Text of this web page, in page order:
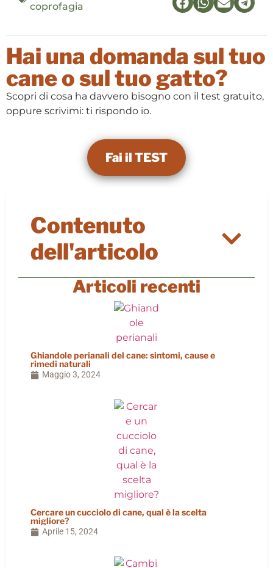
coprofagia
Hai una domanda sul tuo
cane o sul tuo gatto?
Scopri di cosa ha davvero bisogno con il test gratuito,
oppure scrivimi: ti rispondo io.
Fai il TEST
Contenuto
dell'articolo
Articoli recenti
Ghiandole perianali del cane: sintomi, cause e
rimedi naturali
Maggio 3, 2024
Cercare un cucciolo di cane, qual è la scelta
migliore?
Aprile 15, 2024